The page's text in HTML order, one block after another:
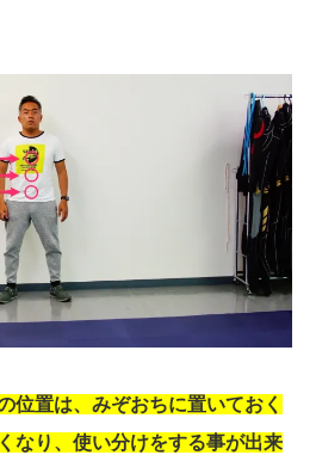
位置は、みぞおちに置いておく
なり、使い分けをする事が出来